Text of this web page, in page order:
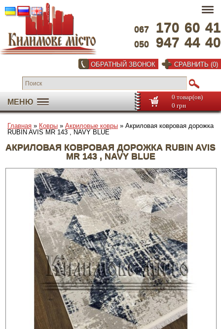
067 170 60 41
050 947 44 40
ОБРАТНЫЙ ЗВОНОК СРАВНИТЬ (0)
МЕНЮ
0 товар(ов)
0 грн
Главная » Ковры » Акриловые ковры » Акриловая ковровая дорожка
RUBIN AVIS MR 143 , NAVY BLUE
АКРИЛОВАЯ КОВРОВАЯ ДОРОЖКА RUBIN AVIS
MR 143 , NAVY BLUE
Во весь экран